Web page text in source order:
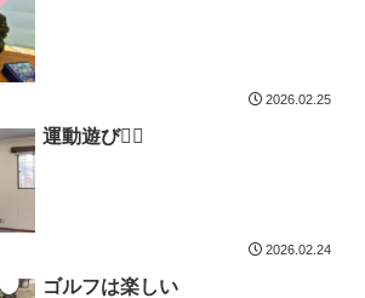
2026.02.25
運動遊び🏃‍♂️
2026.02.24
ゴルフは楽しい